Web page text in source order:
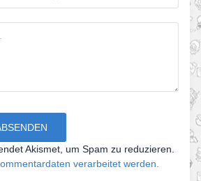
Akismet, um Spam zu reduzieren.
verarbeitet werden.